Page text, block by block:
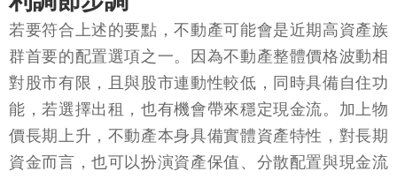
若要符合上述的要點，不動產可能會是近期高資產族
群首要的配置選項之一。因為不動產整體價格波動相
對股市有限，且與股市連動性較低，同時具備自住功
能，若選擇出租，也有機會帶來穩定現金流。加上物
價長期上升，不動產本身具備實體資產特性，對長期
資金而言，也可以扮演資產保值、分散配置與現金流